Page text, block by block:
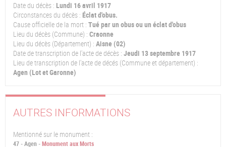
Date du décès : Lundi 16 avril 1917
Circonstances du décès : Éclat d'obus.
Cause officielle de la mort : Tué par un obus ou un éclat d'obus
Lieu du décès (Commune) : Craonne
Lieu du décès (Département) : Aisne (02)
Date de transcription de l'acte de décès : Jeudi 13 septembre 1917
Lieu de transcription de l'acte de décés (Commune et département) :
Agen (Lot et Garonne)
AUTRES INFORMATIONS
Mentionné sur le monument :
47 - Agen -Monument aux Morts